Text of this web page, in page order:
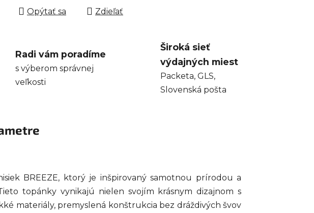
Opýtať sa Zdieľať
Radi vám poradíme
s výberom správnej
veľkosti
Široká sieť
výdajných miest
Packeta, GLS,
Slovenská pošta
BREEZE, ktorý je inšpirovaný samotnou prírodou a
topánky vynikajú nielen svojím krásnym dizajnom s
materiály, premyslená konštrukcia bez dráždivých švov